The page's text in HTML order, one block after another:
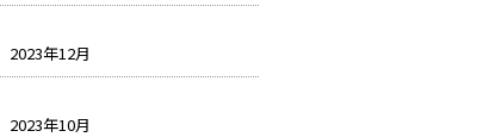
2023年12月
2023年10月